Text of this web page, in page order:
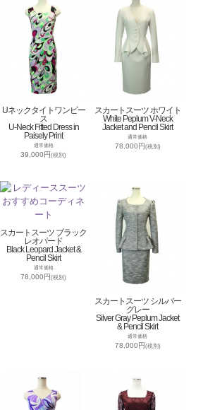
Uネックタイトワンピー
ス
U-Neck Fitted Dress in
Paisely Print
通常価格
39,000円(税別)
スカートスーツ ホワイト
White Peplum V-Neck
Jacket and Pencil Skirt
通常価格
78,000円 (税別)
スカートスーツ ブラック
レオパード
Black Leopard Jacket &
Pencil Skirt
通常価格
78,000円(税別)
スカートスーツ シルバー
グレー
Silver Gray Peplum Jacket
& Pencil Skirt
通常価格
78,000円(税別)